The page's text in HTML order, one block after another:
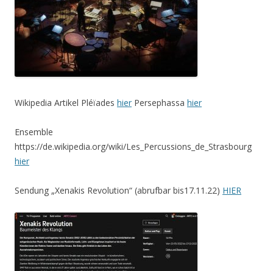
Wikipedia Artikel Pléïades hier Persephassa hier
Ensemble
https://de.wikipedia.org/wiki/Les_Percussions_de_Strasbourg
hier
Sendung „Xenakis Revolution“ (abrufbar bis17.11.22) HIER